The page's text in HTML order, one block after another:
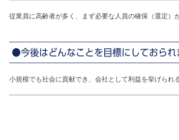
従業員に高齢者が多く、まず必要な人員の確保（選定）
●今後はどんなことを目標にしておられ
小規模でも社会に貢献でき、会社として利益を挙げられ